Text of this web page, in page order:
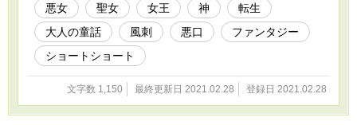
悪女 聖女 女王 神
転生
大人の童話
風刺 悪口
ファンタジー
ショートショート
文字数 1,150 最終更新日 2021.02.28 登録日 2021.02.28